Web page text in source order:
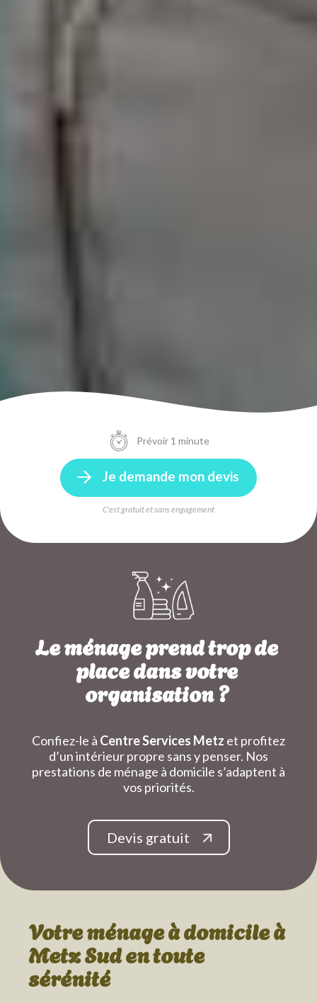
Prévoir 1 minute
Je demande mon devis
C'est gratuit et sans engagement
Le ménage prend trop de
place dans votre
organisation ?
Confiez-le à Centre Services Metz et profitez
d’un intérieur propre sans y penser. Nos
prestations de ménage à domicile s’adaptent à
vos priorités.
Devis gratuit
Votre ménage à domicileà
Metz Suden toute
sérénité